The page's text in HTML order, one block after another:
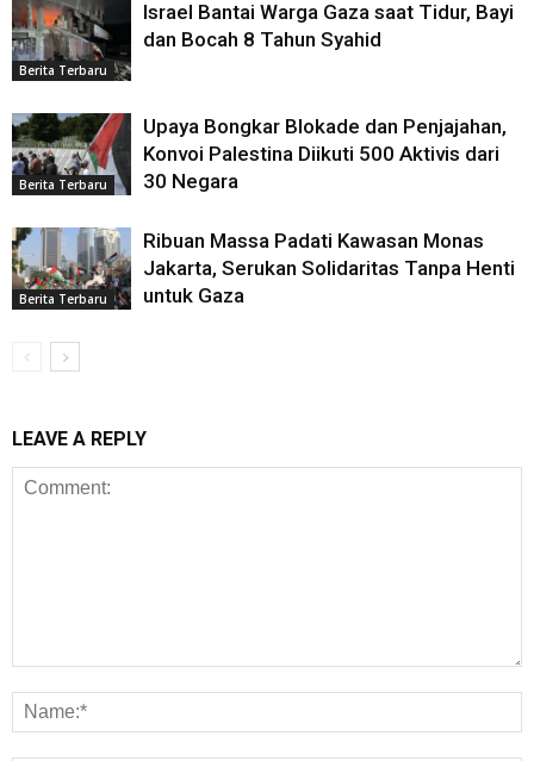
Berita Terbaru
Israel Bantai Warga Gaza saat Tidur, Bayi
dan Bocah 8 Tahun Syahid
Berita Terbaru
Upaya Bongkar Blokade dan Penjajahan,
Konvoi Palestina Diikuti 500 Aktivis dari
30 Negara
Berita Terbaru
Ribuan Massa Padati Kawasan Monas
Jakarta, Serukan Solidaritas Tanpa Henti
untuk Gaza
LEAVE A REPLY